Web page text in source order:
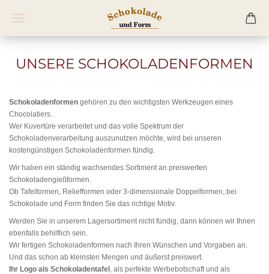
UNSERE SCHOKOLADENFORMEN
Schokoladenformen gehören zu den wichtigsten Werkzeugen eines
Chocolatiers.
Wer Kuvertüre verarbeitet und das volle Spektrum der
Schokoladenverarbeitung auszunutzen möchte, wird bei unseren
kostengünstigen Schokoladenformen fündig.
Wir haben ein ständig wachsendes Sortiment an preiswerten
Schokoladengießformen.
Ob Tafelformen, Reliefformen oder 3-dimensionale Doppelformen, bei
Schokolade und Form finden Sie das richtige Motiv.
Werden Sie in unserem Lagersortiment nicht fündig, dann können wir Ihnen
ebenfalls behilflich sein.
Wir fertigen Schokoladenformen nach Ihren Wünschen und Vorgaben an.
Und das schon ab kleinsten Mengen und äußerst preiswert.
Ihr Logo als Schokoladentafel , als perfekte Werbebotschaft und als